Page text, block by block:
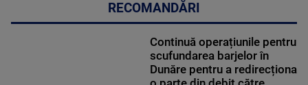
RECOMANDĂRI
Continuă operațiunile pentru
scufundarea barjelor în
Dunăre pentru a redirecționa